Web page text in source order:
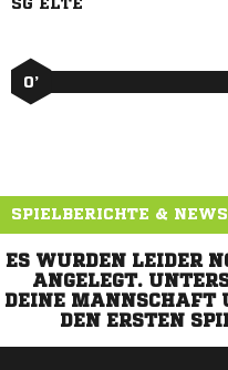
SG ELTE
0’
SPIELBERICHTE & NEWS
ES WURDEN LEIDER
ANGELEGT.
DEINE MANNSCHAFT
DEN ERSTEN